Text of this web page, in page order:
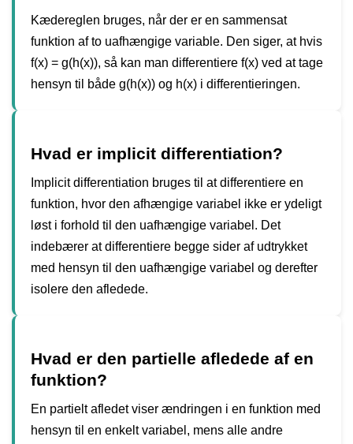
Kædereglen bruges, når der er en sammensat
funktion af to uafhængige variable. Den siger, at hvis
f(x) = g(h(x)), så kan man differentiere f(x) ved at tage
hensyn til både g(h(x)) og h(x) i differentieringen.
Hvad er implicit differentiation?
Implicit differentiation bruges til at differentiere en
funktion, hvor den afhængige variabel ikke er ydeligt
løst i forhold til den uafhængige variabel. Det
indebærer at differentiere begge sider af udtrykket
med hensyn til den uafhængige variabel og derefter
isolere den afledede.
Hvad er den partielle afledede af en
funktion?
En partielt afledet viser ændringen i en funktion med
hensyn til en enkelt variabel, mens alle andre